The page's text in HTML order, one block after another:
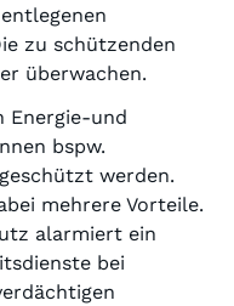
zu schützenden
überwachen.
Energie-und
bspw.
werden.
mehrere Vorteile.
alarmiert ein
bei